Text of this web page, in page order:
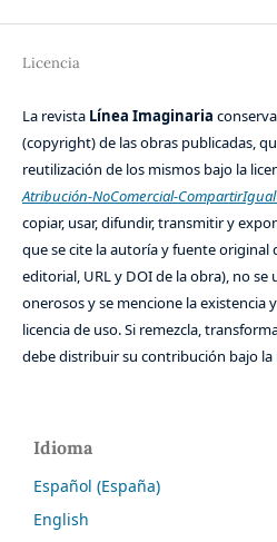
Licencia
La revista Línea Imaginaria
(copyright) de las obras publicadas,
reutilización de los mismos bajo la
Atribución-NoComercial-
copiar, usar, difundir, transmitir y
que se cite la autoría y fuente original
editorial, URL y DOI de la obra), no se
onerosos y se mencione la existencia
licencia de uso. Si remezcla,
debe distribuir su contribución bajo la
Idioma
Español (España)
English